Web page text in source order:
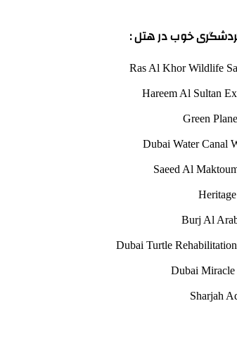
خوب در هتل :
Ras Al Khor Wildlife
Hareem Al Sultan
Green
Dubai Water Canal
Saeed Al
Burj Al
Dubai Turtle
Dubai Miracle
Sharjah